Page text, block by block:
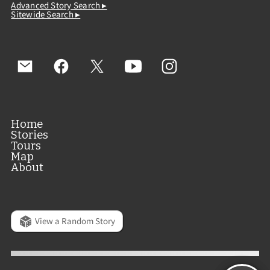
Advanced Story Search ▸
Sitewide Search ▸
Home
Stories
Tours
Map
About
View a Random Story